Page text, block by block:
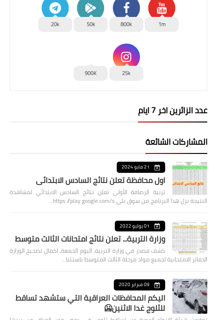
1m
800k
50k
20k
25k
900K
عدد الزائرين اخر 7 ايام
المشاركات الشائعة
21 مايو 2024
اول محافظة تعلن نتائج السادس الابتدائي
تربية الرصافة الأولى تعلن نتائج السادس الابتدائي لمشاهدة
النتيجة نزل هذا البرنامج من سوق بلي https://play.google.com/s…
01 يوليو 2022
وزارة التربية... تعلن نتائج امتحانات الثالث متوسط
كشف مصدر في وزارة التربية، اليوم الجمعة، اكمال تصحيح الوزارة
الدفاتر الامتحانية لجميع مواد مرحلة الثالث المتوسط باستثنا…
09 فبراير 2020
اليكم المحافظات العراقية التي ستشهد تساقط
للثلوج غدا الاثنين🥶